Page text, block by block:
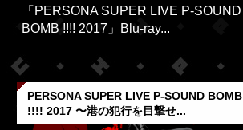
「PERSONA SUPER LIVE P-SOUND
BOMB !!!! 2017」Blu-ray...
PERSONA SUPER LIVE P-SOUND BOMB
!!!! 2017 〜港の犯行を目撃せ...